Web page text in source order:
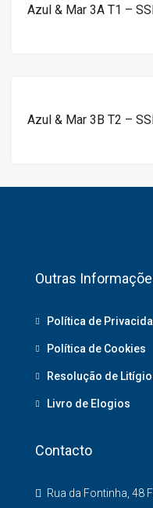
Azul & Mar 3A T1 –
Azul & Mar 3B T2 –
Outras
Política de
Política de Cookies
Resolução de
Livro de Elogios
Contacto
Rua da Fontinha, 48